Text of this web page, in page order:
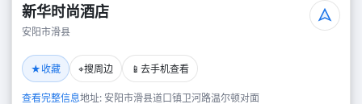
新华时尚酒店
安阳市滑县
★收藏 ⌖搜周边 📱 去手机查看
查看完整信息地址: 安阳市滑县道口镇卫河路温尔顿对面